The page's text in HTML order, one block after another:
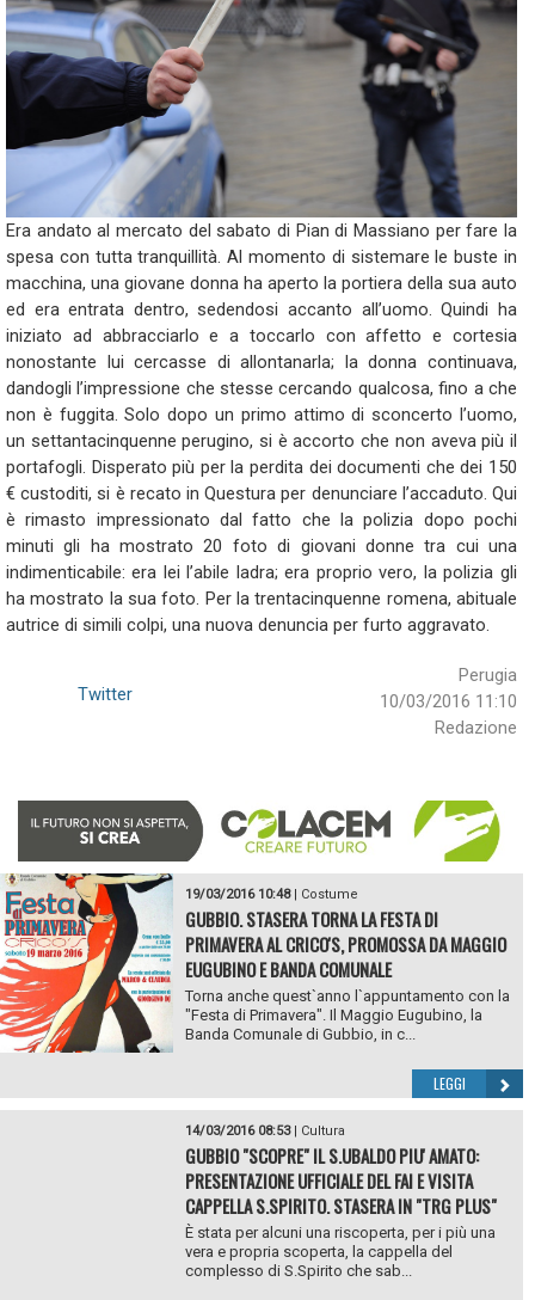
Era andato al mercato del sabato di Pian di Massiano per fare la
spesa con tutta tranquillità. Al momento di sistemare le buste in
macchina, una giovane donna ha aperto la portiera della sua auto
ed era entrata dentro, sedendosi accanto all’uomo. Quindi ha
iniziato ad abbracciarlo e a toccarlo con affetto e cortesia
nonostante lui cercasse di allontanarla; la donna continuava,
dandogli l’impressione che stesse cercando qualcosa, fino a che
non è fuggita. Solo dopo un primo attimo di sconcerto l’uomo,
un settantacinquenne perugino, si è accorto che non aveva più il
portafogli. Disperato più per la perdita dei documenti che dei 150
€ custoditi, si è recato in Questura per denunciare l’accaduto. Qui
è rimasto impressionato dal fatto che la polizia dopo pochi
minuti gli ha mostrato 20 foto di giovani donne tra cui una
indimenticabile: era lei l’abile ladra; era proprio vero, la polizia gli
ha mostrato la sua foto. Per la trentacinquenne romena, abituale
autrice di simili colpi, una nuova denuncia per furto aggravato.
Perugia
10/03/2016 11:10
Redazione
Twitter
19/03/2016 10:48| Costume
GUBBIO. STASERA TORNA LA FESTA DI
PRIMAVERA AL CRICO'S, PROMOSSA DA MAGGIO
EUGUBINO E BANDA COMUNALE
Torna anche quest`anno l`appuntamento con la
"Festa di Primavera". Il Maggio Eugubino, la
Banda Comunale di Gubbio, in c...
LEGGI
14/03/2016 08:53| Cultura
GUBBIO "SCOPRE" IL S.UBALDO PIU' AMATO:
PRESENTAZIONE UFFICIALE DEL FAI E VISITA
CAPPELLA S.SPIRITO. STASERA IN "TRG PLUS"
È stata per alcuni una riscoperta, per i più una
vera e propria scoperta, la cappella del
complesso di S.Spirito che sab...